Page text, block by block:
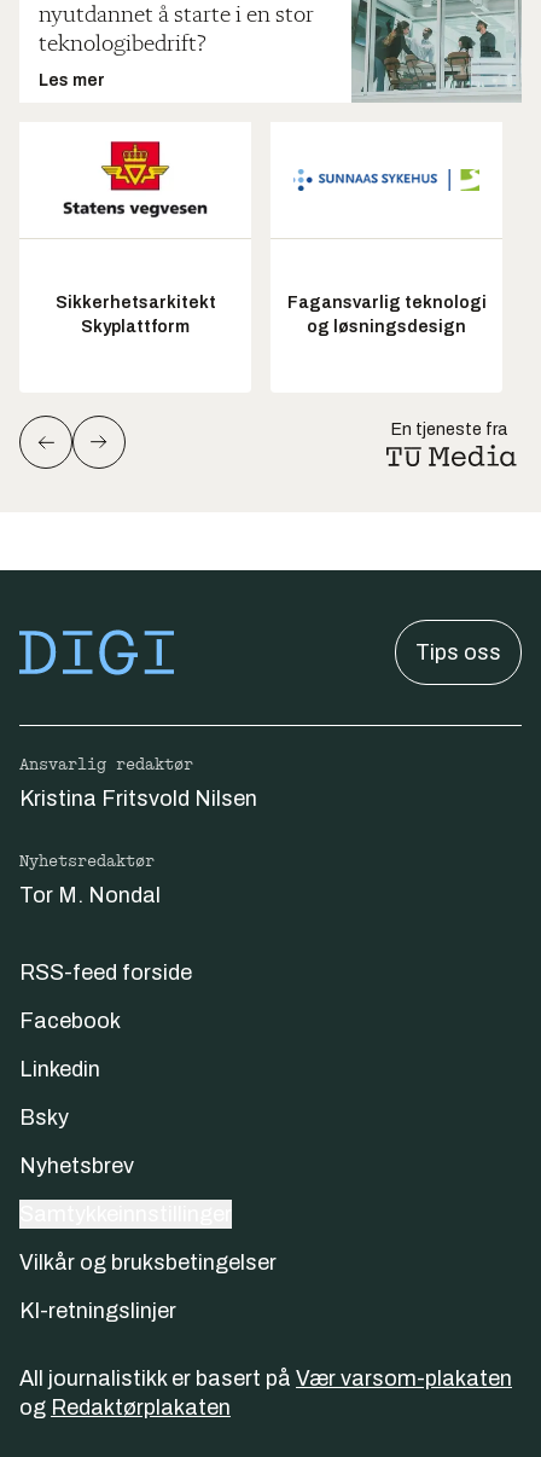
nyutdannet å starte i en stor
teknologibedrift?
Les mer
Sikkerhetsarkitekt
Skyplattform
Fagansvarlig teknologi
og løsningsdesign
En tjeneste fra
Tips oss
Ansvarlig redaktør
Kristina Fritsvold Nilsen
Nyhetsredaktør
Tor M. Nondal
RSS-feed forside
Facebook
Linkedin
Bsky
Nyhetsbrev
Vilkår og bruksbetingelser
KI-retningslinjer
All journalistikk er basert på Vær varsom-plakaten
og Redaktørplakaten